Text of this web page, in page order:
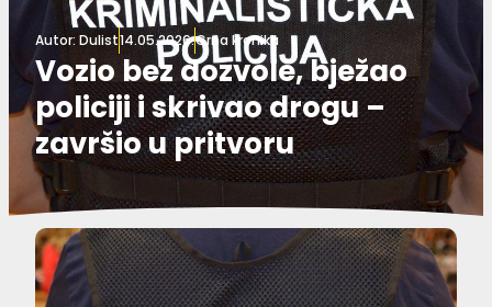
Autor: Dulist14.05.2026.Crna kronika
Vozio bez dozvole, bježao
policiji i skrivao drogu –
završio u pritvoru